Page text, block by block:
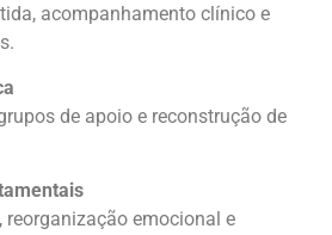
acompanhamento clínico e
de apoio e reconstrução de
reorganização emocional e